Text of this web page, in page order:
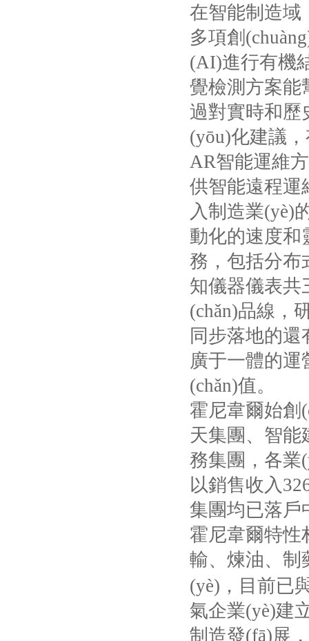
在智能制造域
多項創
(AI)進行有機
覺檢測方案能
過對實時和歷
(yōu)化建議
AR智能運維
供智能遠程運維
入制造業(yè)
動化的速度和
務，包括分
知儀器儀表共
(chǎn)品線
同步落地的還
廣于一體的
(chǎn)值。
霍尼韋爾始創
天集團、智能
務集團，各業
以銷售收入
集團均已落戶
霍尼韋爾特性
輸、煉油
(yè)，目前已
氣企業(yè)建立
制造發(fā)展，